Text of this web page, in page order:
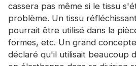
cassera pas même si le tissu
problème. Un tissu
pourrait être utilisé dans la
formes, etc. Un grand
déclaré qu'il utilisait beaucoup